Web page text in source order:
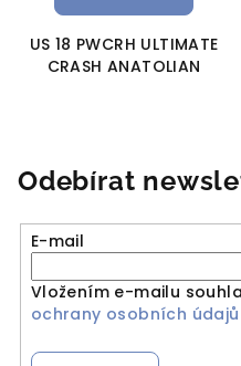
US 18 PWCRH ULTIMATE
CRASH ANATOLIAN
Odebírat
E-mail
Vložením e-mailu
ochrany osobních údajů